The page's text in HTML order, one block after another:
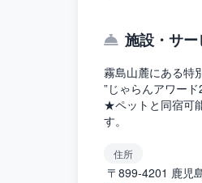
施設・サー
霧島山麓にある特
”じゃらんアワー
★ペットと同宿可
す。
住所
〒899-4201 鹿児